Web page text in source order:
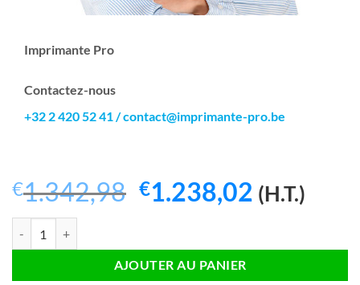
Imprimante Pro
Contactez-nous
+32 2 420 52 41/contact@imprimante-pro.be
€1.342,98 Le
initial
était :
€1.238,02Le
actuel
(H.T.)
AJOUTER AU PANIER